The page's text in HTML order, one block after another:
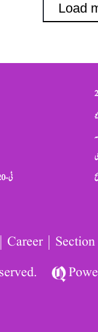
Load
ٹی-20 عالمی کپ 2026
Career